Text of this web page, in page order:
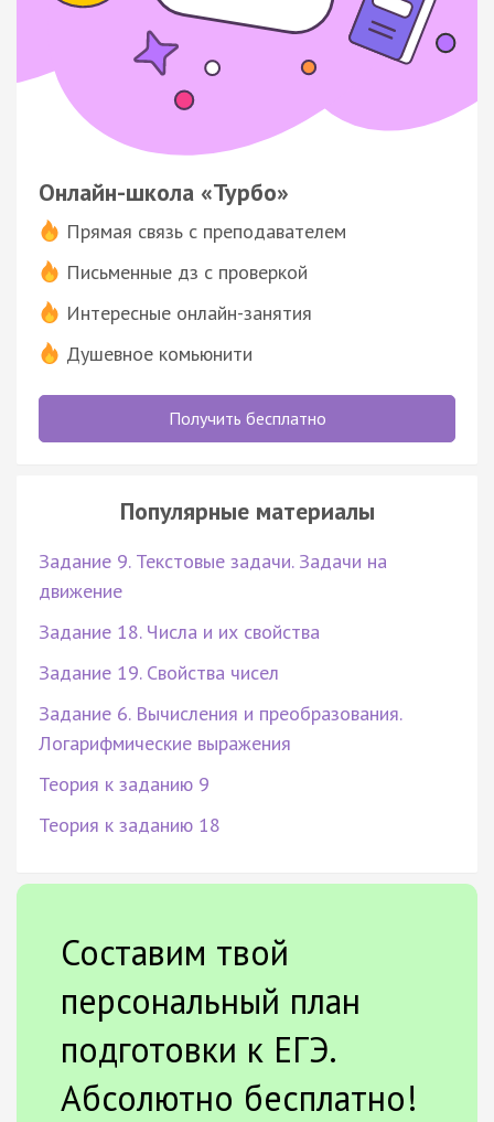
Онлайн-школа «Турбо»
Прямая связь с преподавателем
Письменные дз с проверкой
Интересные онлайн-занятия
Душевное комьюнити
Получить бесплатно
Популярные материалы
Задание 9. Текстовые задачи. Задачи на
движение
Задание 18. Числа и их свойства
Задание 19. Свойства чисел
Задание 6. Вычисления и преобразования.
Логарифмические выражения
Теория к заданию 9
Теория к заданию 18
Составим твой
персональный план
подготовки к ЕГЭ.
Абсолютно бесплатно!